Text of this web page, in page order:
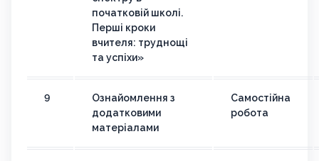
початковій школі.
Перші кроки
вчителя: труднощі
та успіхи»
9
Ознайомлення з
додатковими
матеріалами
Самостійна
робота